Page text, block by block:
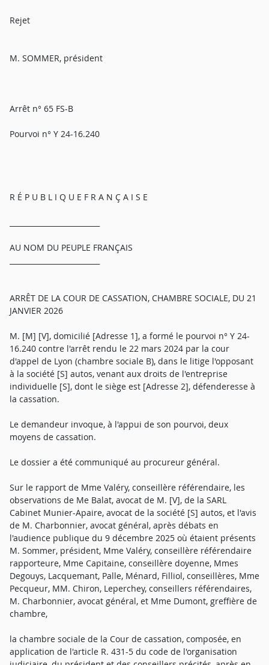
Rejet
M. SOMMER, président
Arrêt n° 65 FS-B
Pourvoi n° Y 24-16.240
R É P U B L I Q U E F R A N Ç A I S E
AU NOM DU PEUPLE FRANÇAIS
ARRÊT DE LA COUR DE CASSATION, CHAMBRE SOCIALE, DU 21
JANVIER 2026
M. [M] [V], domicilié [Adresse 1], a formé le pourvoi n° Y 24-
16.240 contre l'arrêt rendu le 22 mars 2024 par la cour
d'appel de Lyon (chambre sociale B), dans le litige l'opposant
à la société [S] autos, venant aux droits de l'entreprise
individuelle [S], dont le siège est [Adresse 2], défenderesse à
la cassation.
Le demandeur invoque, à l'appui de son pourvoi, deux
moyens de cassation.
Le dossier a été communiqué au procureur général.
Sur le rapport de Mme Valéry, conseillère référendaire, les
observations de Me Balat, avocat de M. [V], de la SARL
Cabinet Munier-Apaire, avocat de la société [S] autos, et l'avis
de M. Charbonnier, avocat général, après débats en
l'audience publique du 9 décembre 2025 où étaient présents
M. Sommer, président, Mme Valéry, conseillère référendaire
rapporteure, Mme Capitaine, conseillère doyenne, Mmes
Degouys, Lacquemant, Palle, Ménard, Filliol, conseillères, Mme
Pecqueur, MM. Chiron, Leperchey, conseillers référendaires,
M. Charbonnier, avocat général, et Mme Dumont, greffière de
chambre,
la chambre sociale de la Cour de cassation, composée, en
application de l'article R. 431-5 du code de l'organisation